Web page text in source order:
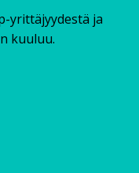
yrittäjyydestä ja
kuuluu.